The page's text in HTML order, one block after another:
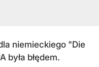
niemieckiego "Die
była błędem.